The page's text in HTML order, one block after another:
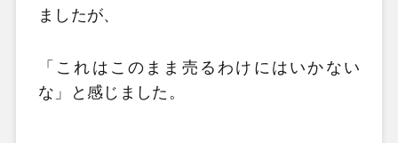
ましたが、
「これはこのまま売るわけにはいかない
な」と感じました。